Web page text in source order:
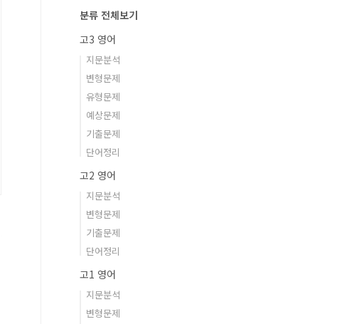
분류 전체보기
고3 영어
지문분석
변형문제
유형문제
예상문제
기출문제
단어정리
고2 영어
지문분석
변형문제
기출문제
단어정리
고1 영어
지문분석
변형문제